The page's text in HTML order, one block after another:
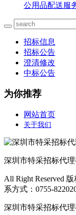
公用品配送服
招标信息
招标公告
澄清修改
中标公告
为你推荐
网站首页
关于我们
深圳市特采招标代理
All Right Reserved
系方式：0755-
深圳市特采招标代